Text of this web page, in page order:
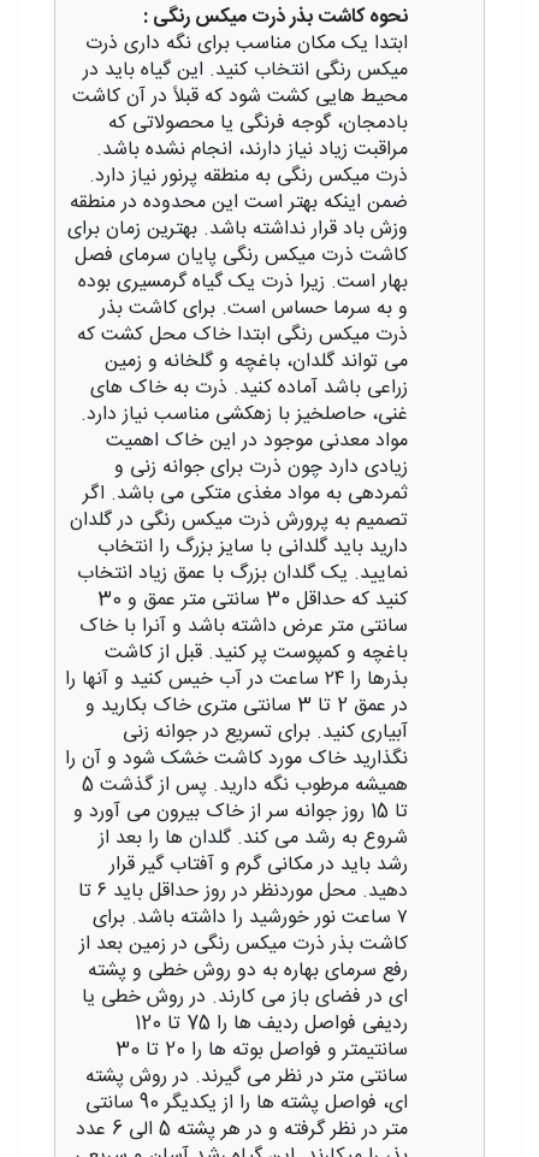
نحوه کاشت بذر ذرت میکس رنگی :
‎ابتدا یک مکان مناسب برای نگه داری ذرت
میکس رنگی انتخاب کنید. این گیاه باید در
محیط هایی کشت شود که قبلاً در آن کاشت
بادمجان، گوجه فرنگی یا محصولاتی که
مراقبت زیاد نیاز دارند، انجام نشده باشد.
ذرت میکس رنگی به منطقه پرنور نیاز دارد.
ضمن اینکه بهتر است این محدوده در منطقه
وزش باد قرار نداشته باشد. بهترین زمان برای
کاشت ذرت میکس رنگی پایان سرمای فصل
بهار است. زیرا ذرت یک گیاه گرمسیری بوده
و به سرما حساس است. برای کاشت بذر
ذرت میکس رنگی ابتدا خاک محل کشت که
می تواند گلدان، باغچه و گلخانه و زمین
زراعی باشد آماده کنید. ذرت به خاک‌ های
غنی، حاصلخیز با زهکشی مناسب نیاز دارد.
مواد معدنی موجود در این خاک اهمیت
زیادی دارد چون ذرت برای جوانه زنی و
ثمردهی به مواد مغذی متکی می باشد. اگر
تصمیم به پرورش ذرت میکس رنگی در گلدان
دارید باید گلدانی با سایز بزرگ را انتخاب
نمایید. یک گلدان بزرگ با عمق زیاد انتخاب
کنید که حداقل 30 سانتی متر عمق و 30
سانتی متر عرض داشته باشد و آنرا با خاک
باغچه و کمپوست پر کنید. قبل از کاشت
بذرها را ۲۴ ساعت در آب خیس کنید و آنها را
در عمق 2 تا 3 سانتی متری خاک بکارید و
آبیاری کنید. برای تسریع در جوانه زنی
نگذارید خاک مورد کاشت خشک شود و آن را
همیشه مرطوب نگه دارید. پس از گذشت 5
تا 15 روز جوانه سر از خاک بیرون می آورد و
شروع به رشد می کند. گلدان‌ ها را بعد از
رشد باید در مکانی گرم و آفتاب‌ گیر قرار
دهید. محل موردنظر در روز حداقل باید ۶ تا
۷ ساعت نور خورشید را داشته باشد. برای
کاشت بذر ذرت میکس رنگی در زمین بعد از
رفع سرمای بهاره به دو روش خطی و پشته
ای در فضای باز می کارند. در روش خطی یا
ردیفی فواصل ردیف ها را 75 تا 120
سانتیمتر و فواصل بوته‌ ها را 20 تا 30
سانتی متر در نظر می گیرند. در روش پشته
ای، فواصل پشته ها را از یکدیگر 90 سانتی
متر در نظر گرفته و در هر پشته 5 الی 6 عدد